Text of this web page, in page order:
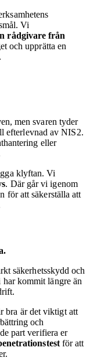
Vi
rådgivare från
och upprätta en
men svaren tyder
efterlevnad av NIS2.
eller
klyftan. Vi
. Där går vi igenom
för att säkerställa att
säkerhetsskydd och
kommit längre än
bra är det viktigt att
och
part verifiera er
för att